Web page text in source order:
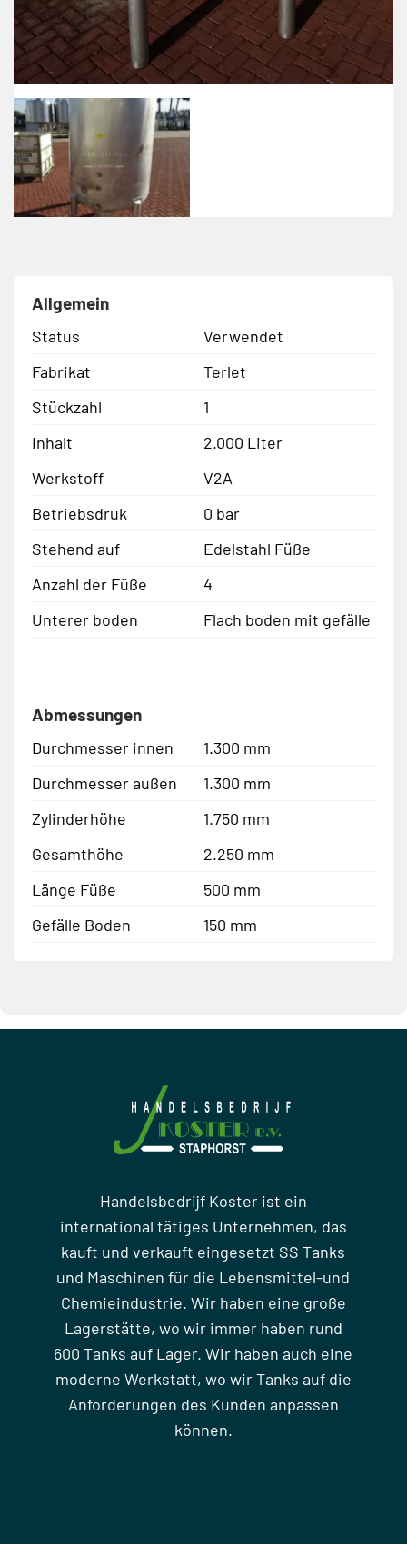
Allgemein
Status
Verwendet
Fabrikat
Terlet
Stückzahl
1
Inhalt
2.000 Liter
Werkstoff
V2A
Betriebsdruk
0 bar
Stehend auf
Edelstahl Füße
Anzahl der Füße
4
Unterer boden
Flach boden mit gefälle
Abmessungen
Durchmesser innen
1.300 mm
Durchmesser außen
1.300 mm
Zylinderhöhe
1.750 mm
Gesamthöhe
2.250 mm
Länge Füße
500 mm
Gefälle Boden
150 mm
Handelsbedrijf Koster ist ein
international tätiges Unternehmen, das
kauft und verkauft eingesetzt SS Tanks
und Maschinen für die Lebensmittel-und
Chemieindustrie. Wir haben eine große
Lagerstätte, wo wir immer haben rund
600 Tanks auf Lager. Wir haben auch eine
moderne Werkstatt, wo wir Tanks auf die
Anforderungen des Kunden anpassen
können.